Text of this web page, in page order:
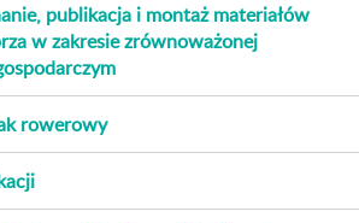
publikacja i montaż materiałów
w zakresie zrównoważonej
rowerowy